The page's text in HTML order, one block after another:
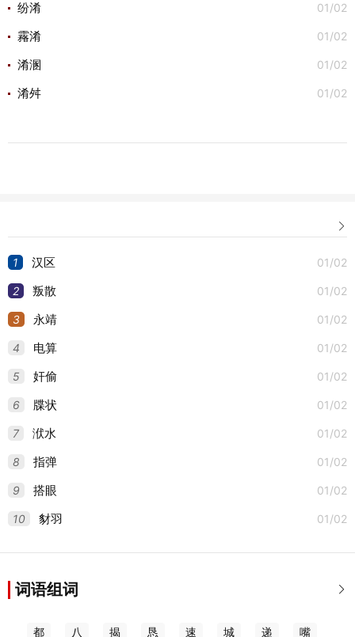
01/02
纷淆
01/02
霿淆
01/02
淆溷
01/02
淆舛

1 01/02
汉区
2 01/02
叛散
3 01/02
永靖
4 01/02
电算
5 01/02
奸偷
6 01/02
牒状
7 01/02
洑水
8 01/02
指弹
9 01/02
搭眼
10 01/02
豺羽

词语组词
都 八 揭 恳 速 城 递 嘴